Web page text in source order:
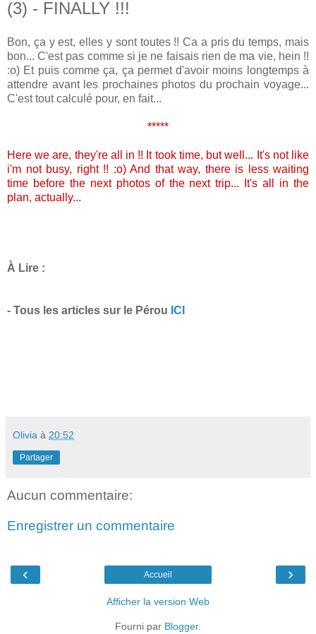
(3) - FINALLY !!!
Bon, ça y est, elles y sont toutes !! Ca a pris du temps, mais
bon... C'est pas comme si je ne faisais rien de ma vie, hein !!
:o) Et puis comme ça, ça permet d'avoir moins longtemps à
attendre avant les prochaines photos du prochain voyage...
C'est tout calculé pour, en fait...
*****
Here we are, they're all in !! It took time, but well... It's not like
i'm not busy, right !! :o) And that way, there is less waiting
time before the next photos of the next trip... It's all in the
plan, actually...
À Lire :
- Tous les articles sur le Pérou ICI
Olivia à 20:52
Partager
Aucun commentaire:
Enregistrer un commentaire
‹ ›
Accueil
Afficher la version Web
Fourni par Blogger.